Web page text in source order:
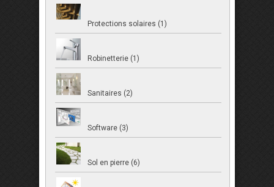
Protections solaires (1)
Robinetterie (1)
Sanitaires (2)
Software (3)
Sol en pierre (6)